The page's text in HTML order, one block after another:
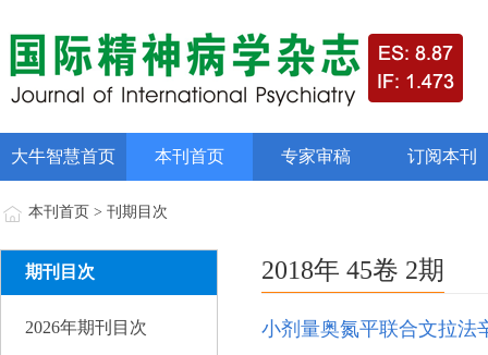
大牛智慧首页 本刊首页 专家审稿 订阅本刊
本刊首页 > 刊期目次
期刊目次
2026年期刊目次
2018年 45卷 2期
小剂量奥氮平联合文拉法